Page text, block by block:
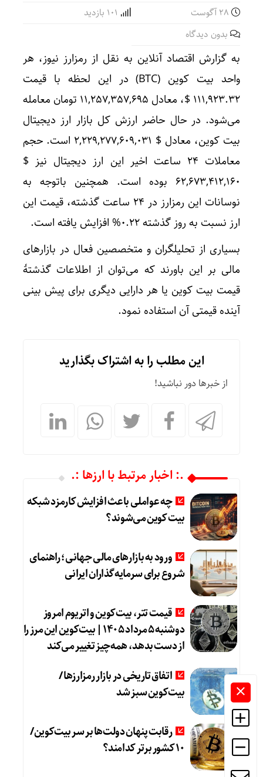
بدون دیدگاه
به گزارش اقتصاد آنلاین به نقل از رمزارز نیوز، هر
واحد بیت کوین (BTC) در این لحظه با قیمت
۱۱۱,۹۲۳.۳۲ $، معادل ۱۱,۲۵۷,۳۵۷,۶۹۵ تومان معامله
می‌شود. در حال حاضر ارزش کل بازار ارز دیجیتال
بیت کوین، معادل $ ۲,۲۲۹,۲۷۷,۶۰۹,۰۳۱ است. حجم
معاملات ۲۴ ساعت اخیر این ارز دیجیتال نیز $
۶۲,۶۷۳,۴۱۲,۱۶۰ بوده است. همچنین باتوجه به
نوسانات این رمزارز در ۲۴ ساعت گذشته، قیمت این
ارز نسبت به روز گذشته ۰.۲۲% افزایش یافته است.
بسیاری از تحلیلگران و متخصصین فعال در بازار‌های
مالی بر این باورند که می‌توان از اطلاعات گذشتۀ
قیمت بیت کوین یا هر دارایی دیگری برای پیش بینی
آینده قیمتی آن استفاده نمود.
این مطلب را به اشتراک بگذارید
از خبرها دور نباشید!
.: اخبار مرتبط با ارزها :.
چه عواملی باعث افزایش کارمزد شبکه
بیت کوین می‌شوند؟
ورود به بازارهای مالی جهانی؛ راهنمای
شروع برای سرمایه‌گذاران ایرانی
قیمت تتر، بیت‌کوین و اتریوم امروز
دوشنبه ۵ مرداد ۱۴۰۵ | بیت‌کوین این مرز را
از دست بدهد، همه‌چیز تغییر می‌کند
اتفاق تاریخی در بازار رمزارزها /
بیت‌کوین سبز شد
رقابت پنهان دولت‌ها بر سر بیت‌کوین/
۱۰ کشور برتر کدامند؟